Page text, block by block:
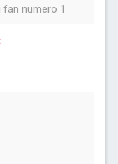
fan numero 1